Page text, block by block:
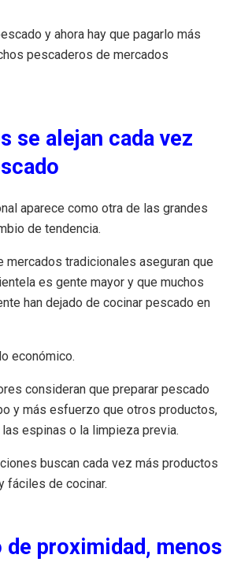
y ahora hay que pagarlo más
pescaderos de mercados
se alejan cada vez
aparece como otra de las grandes
de tendencia.
mercados tradicionales aseguran que
es gente mayor y que muchos
han dejado de cocinar pescado en
económico.
consideran que preparar pescado
y más esfuerzo que otros productos,
espinas o la limpieza previa.
buscan cada vez más productos
fáciles de cocinar.
de proximidad, menos